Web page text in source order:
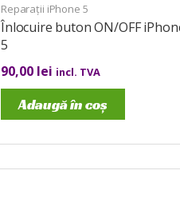
Reparații iPhone 5
Înlocuire buton ON/OFF
5
90,00 lei incl. TVA
Adaugă în coș